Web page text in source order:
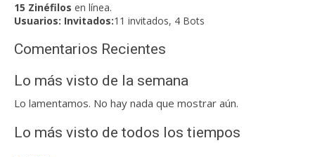
15 Zinéfilos en línea.
Usuarios: Invitados:11 invitados, 4 Bots
Comentarios Recientes
Lo más visto de la semana
Lo lamentamos. No hay nada que mostrar aún.
Lo más visto de todos los tiempos